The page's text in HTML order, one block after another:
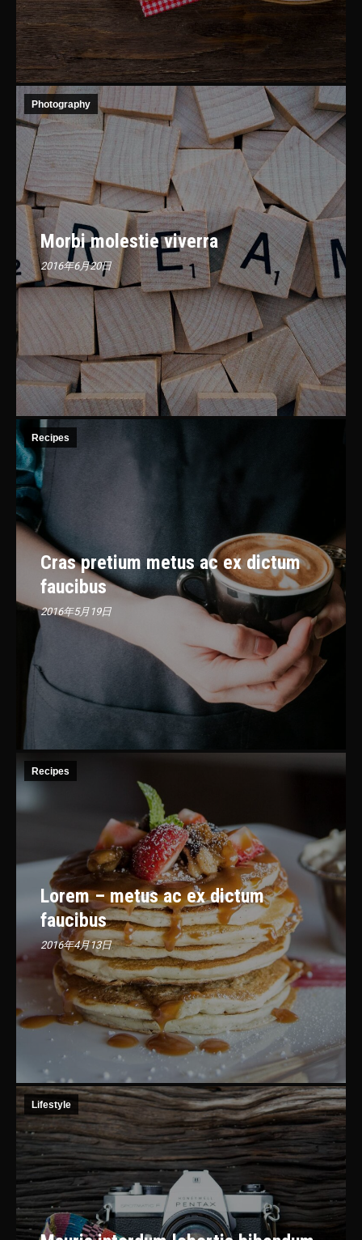
Photography
Morbi molestie viverra
2016年6月20日
Recipes
Cras pretium metus ac ex dictum
faucibus
2016年5月19日
Recipes
Lorem – metus ac ex dictum
faucibus
2016年4月13日
Lifestyle